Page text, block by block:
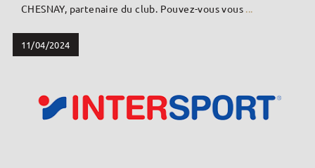
CHESNAY, partenaire du club. Pouvez-vous vous ...
11/04/2024